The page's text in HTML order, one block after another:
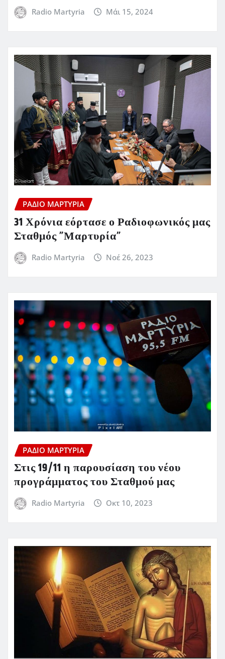
Radio Martyria Μάι 15, 2024
ΡΆΔΙΟ ΜΑΡΤΥΡΊΑ
31 Χρόνια εόρτασε ο Ραδιοφωνικός μας
Σταθμός ”Μαρτυρία”
Radio Martyria Νοέ 26, 2023
ΡΆΔΙΟ ΜΑΡΤΥΡΊΑ
Στις 19/11 η παρουσίαση του νέου
προγράμματος του Σταθμού μας
Radio Martyria Οκτ 10, 2023